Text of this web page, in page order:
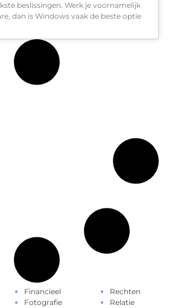
beslissingen. Werk je voornamelijk
dan is Windows vaak de beste optie
Financieel
Fotografie
Rechten
Relatie